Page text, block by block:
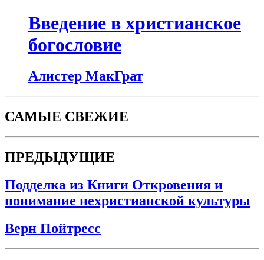
Введение в христианское
богословие
Алистер МакГрат
САМЫЕ СВЕЖИЕ
ПРЕДЫДУЩИЕ
Подделка из Книги Откровения и
понимание нехристианской культуры
Верн Пойтресс